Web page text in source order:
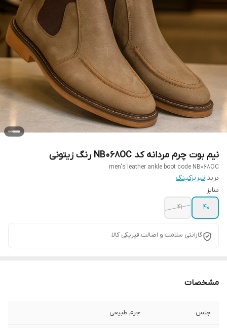
نیم بوت چرم مردانه کد NB068OC رنگ زیتونی
men's leather ankle boot code NB068OC
برند:تبریزکینگ
سایز
40
41
گارانتی سلامت و اصالت فیزیکی کالا
مشخصات
جنس چرم طبیعی